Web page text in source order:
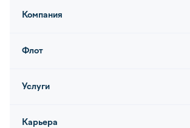
Компания
Флот
Услуги
Карьера